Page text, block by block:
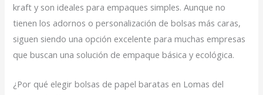
kraft y son ideales para empaques simples. Aunque no
tienen los adornos o personalización de bolsas más caras,
siguen siendo una opción excelente para muchas empresas
que buscan una solución de empaque básica y ecológica.
¿Por qué elegir bolsas de papel baratas en Lomas del